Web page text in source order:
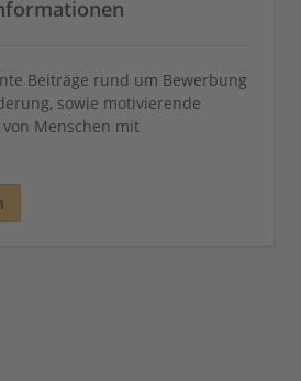
Beiträge rund um Bewerbung
sowie motivierende
Menschen mit